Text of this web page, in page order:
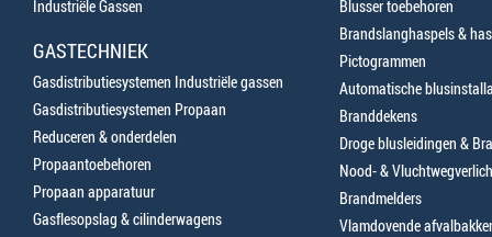
Industriële Gassen
GASTECHNIEK
Gasdistributiesystemen Industriële gassen
Gasdistributiesystemen Propaan
Reduceren & onderdelen
Propaantoebehoren
Propaan apparatuur
Gasflesopslag & cilinderwagens
Blusser toebehoren
Brandslanghaspels &
Pictogrammen
Automatische
Branddekens
Droge blusleidingen &
Nood- &
Brandmelders
Vlamdovende